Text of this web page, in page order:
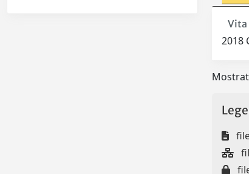
Vita
2018